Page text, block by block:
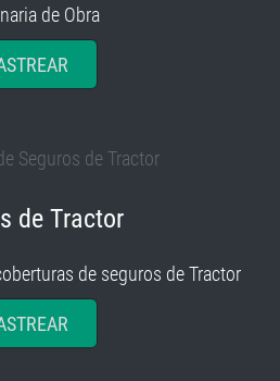
de Obra
de Tractor
de seguros de Tractor